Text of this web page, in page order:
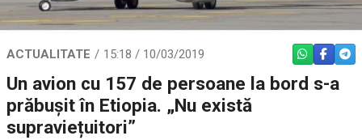
ACTUALITATE 15:18 / 10/03/2019 WHATSAPP
Un avion cu 157 de persoane la bord s-a
prăbușit în Etiopia. „Nu există
supraviețuitori”